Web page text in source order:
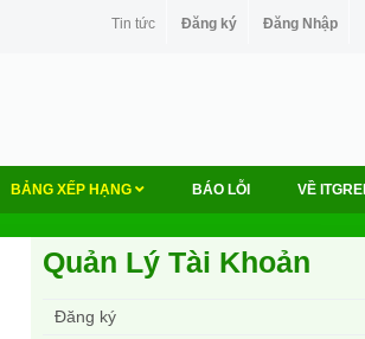
Tin tức Đăng ký Đăng Nhập
BẢNG XẾP HẠNG BÁO LỖI VỀ
Quản Lý Tài Khoản
Đăng ký